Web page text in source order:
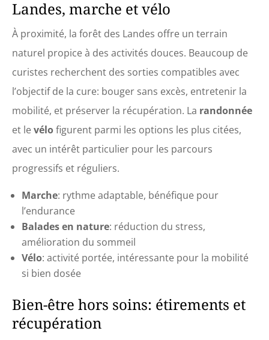
Landes, marche et vélo
À proximité, la forêt des Landes offre un terrain
naturel propice à des activités douces. Beaucoup de
curistes recherchent des sorties compatibles avec
l’objectif de la cure: bouger sans excès, entretenir la
mobilité, et préserver la récupération. La randonnée
et levélofigurent parmi les options les plus citées,
avec un intérêt particulier pour les parcours
progressifs et réguliers.
Marche: rythme adaptable, bénéfique pour
l’endurance
Balades en nature: réduction du stress,
amélioration du sommeil
Vélo: activité portée, intéressante pour la mobilité
si bien dosée
Bien-être hors soins: étirements et
récupération